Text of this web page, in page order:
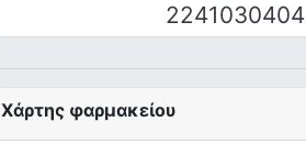
2241030404
Χάρτης φαρμακείου